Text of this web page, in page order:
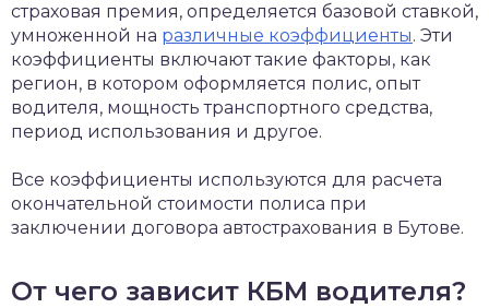
страховая премия, определяется базовой ставкой,
умноженной на различные коэффициенты. Эти
коэффициенты включают такие факторы, как
регион, в котором оформляется полис, опыт
водителя, мощность транспортного средства,
период использования и другое.
Все коэффициенты используются для расчета
окончательной стоимости полиса при
заключении договора автострахования в Бутове.
От чего зависит КБМ водителя?